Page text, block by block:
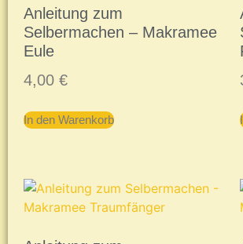
Anleitung zum
Selbermachen – Makramee
Eule
4,00 €
In den Warenkorb